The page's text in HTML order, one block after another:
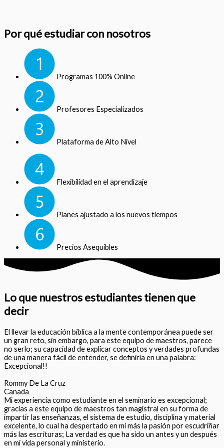
Por qué estudiar con nosotros
Programas 100% Online
Profesores Especializados
Plataforma de Alto Nivel
Flexibilidad en el aprendizaje
Planes ajustado a los nuevos tiempos
Precios Asequibles
Lo que nuestros estudiantes tienen que
decir
El llevar la educación bíblica a la mente contemporánea puede ser
un gran reto, sin embargo, para este equipo de maestros, parece
no serlo; su capacidad de explicar conceptos y verdades profundas
de una manera fácil de entender, se definiría en una palabra:
Excepcional!!
Rommy De La Cruz
Canada
Mi experiencia como estudiante en el seminario es excepcional;
gracias a este equipo de maestros tan magistral en su forma de
impartir las enseñanzas, el sistema de estudio, disciplina y material
excelente, lo cual ha despertado en mí más la pasión por escudriñar
más las escrituras; La verdad es que ha sido un antes y un después
en mi vida personal y ministerio.